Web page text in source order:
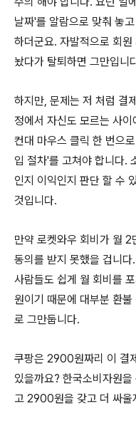
날짜'를 알람으로 맞춰 놓
하더군요. 자발적으로 회
놨다가 탈퇴하면 그만입니
하지만, 문제는 저 처럼 결
정에서 자신도 모르는 사
컨대 마우스 클릭 한 번으
입 절차'를 고쳐야 합니다.
인지 이익인지 판단 할 수
것입니다.
만약 로켓와우 회비가 월
동의를 받지 못했을 겁니
사람들도 쉽게 월 회비를
원이기 때문에 대부분 환
로 그만둡니다.
쿠팡은 2900원짜리 이 결
있을까요? 한국소비자원
고 2900원을 갖고 더 싸울